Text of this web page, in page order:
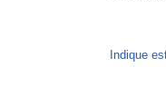
Indique